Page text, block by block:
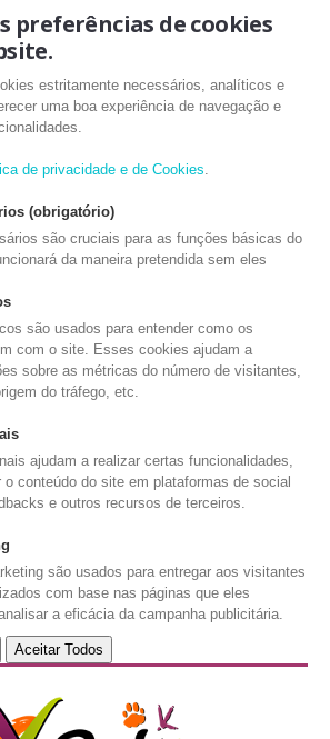
preferências de cookies
estritamente necessários, analíticos e
uma boa experiência de navegação e
de privacidade e de Cookies.
(obrigatório)
são cruciais para as funções básicas do
da maneira pretendida sem eles
são usados para entender como os
com o site. Esses cookies ajudam a
sobre as métricas do número de visitantes,
do tráfego, etc.
ajudam a realizar certas funcionalidades,
conteúdo do site em plataformas de social
e outros recursos de terceiros.
são usados para entregar aos visitantes
com base nas páginas que eles
a eficácia da campanha publicitária.
Aceitar Todos